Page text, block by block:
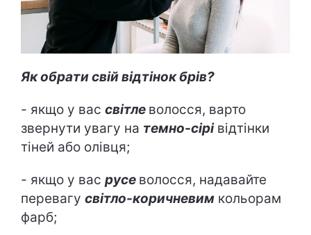
Як обрати свій відтінок брів?
- якщо у вас світле волосся, варто
звернути увагу на темно-сірівідтінки
тіней або олівця;
- якщо у вас русе волосся, надавайте
перевагу світло-коричневим кольорам
фарб;